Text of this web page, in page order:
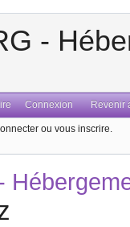
-
Connexion Revenir
ou vous inscrire.